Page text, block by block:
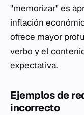
"memorizar" es
inflación
ofrece mayor
verbo y el
expectativa.
Ejemplos de
incorrecto